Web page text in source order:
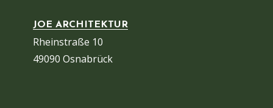
JOE ARCHITEKTUR
Rheinstraße 10
49090 Osnabrück